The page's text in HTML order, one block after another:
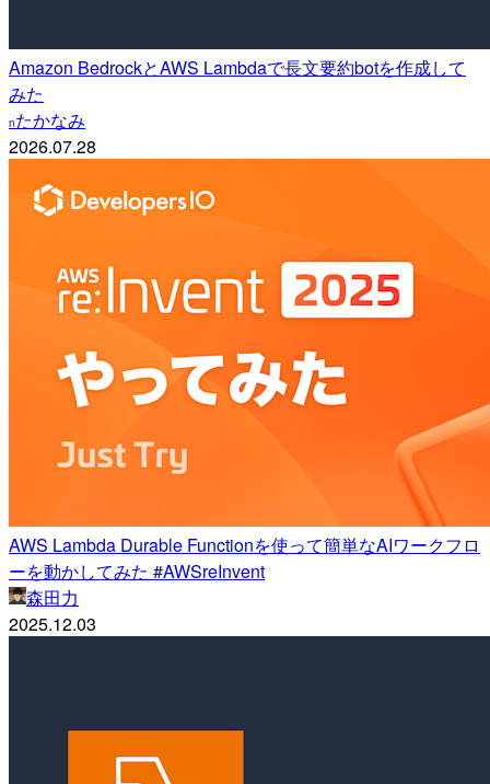
Amazon BedrockとAWS Lambdaで長文要約botを作成して
みた
nたかなみ
2026.07.28
AWS Lambda Durable Functionを使って簡単なAIワークフロ
ーを動かしてみた #AWSreInvent
森田力
2025.12.03